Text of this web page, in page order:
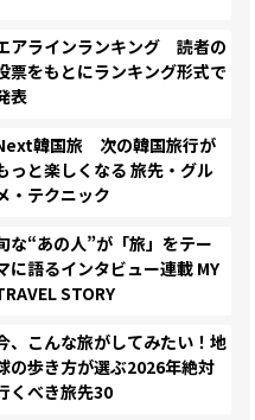
アラインランキング 読者の
票をもとにランキング形式で
表
韓国旅 次の韓国旅行が
っと楽しくなる 旅先・グル
・テクニック
な“あの人”が「旅」をテー
に語るインタビュー連載 MY
STORY
、こんな旅がしてみたい！地
の歩き方が選ぶ2026年絶対
くべき旅先30